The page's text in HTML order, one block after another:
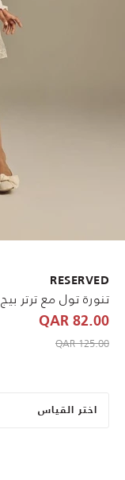
RESERVED
تنورة تول مع ترتر بيج
82.00 QAR
Price reduced from
125.00 QAR
to 82.00 QAR
اختر القياس